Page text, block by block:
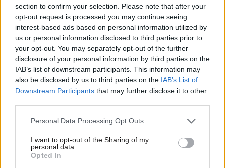
section to confirm your selection. Please note that after your
opt-out request is processed you may continue seeing
interest-based ads based on personal information utilized by
us or personal information disclosed to third parties prior to
your opt-out. You may separately opt-out of the further
disclosure of your personal information by third parties on the
IAB’s list of downstream participants. This information may
also be disclosed by us to third parties on the IAB’s List of
Downstream Participants that may further disclose it to other
Please note that this website/app uses one or more Google
not limited to your visit or usage behaviour. You may click to
grant or deny consent to Google and its third-party tags to
use your data for below specified purposes in below Google
Personal Data Processing Opt Outs
I want to opt-out of the Sharing of my
personal data.
Opted In
14·10·2025 17:45
Ο Covid και οι κρυφές συνέπειες στο σπέρμα – Πώς
επηρεάζει τα αγέννητα παιδιά σας